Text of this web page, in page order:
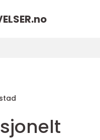
no